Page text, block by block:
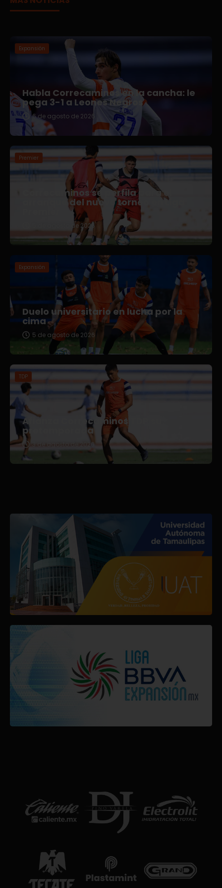
Expansión
Habla Correcaminos en la cancha: le
pega 3-1 a Leones Negros
6 de agosto de 2026
Premier
Correcaminos se perfila para el
arranque del nuevo torneo en Liga
5 de agosto de 2026
Expansión
Duelo universitario en lucha por la
cima
5 de agosto de 2026
TDP
Afianza Correcaminos TDP su
pretemporada
3 de agosto de 2026